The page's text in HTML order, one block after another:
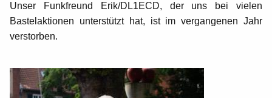
Unser Funkfreund Erik/DL1ECD, der uns bei vielen
Bastelaktionen unterstützt hat, ist im vergan­genen Jahr
verstorben.